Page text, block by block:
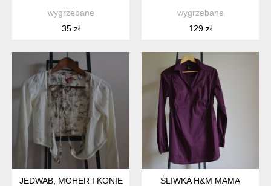
wygrzebane
35 zł
wygrzebane
129 zł
JEDWAB, MOHER I KONIE
ŚLIWKA H&M MAMA